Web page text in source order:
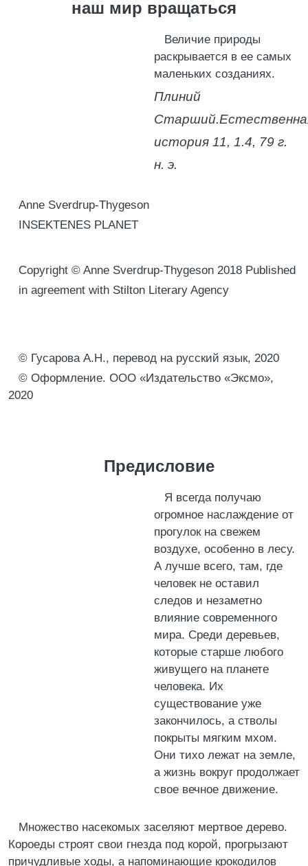
наш мир вращаться
Величие природы
раскрывается в ее самых
маленьких созданиях.
Плиний
Старший.
история 11, 1.4, 79 г.
н. э.
Anne Sverdrup-Thygeson
INSEKTENES PLANET
Copyright © Anne Sverdrup-Thygeson 2018 Published
in agreement with Stilton Literary Agency
© Гусарова А.Н., перевод на русский язык, 2020
© Оформление. ООО «Издательство «Эксмо»,
2020
Предисловие
Я всегда получаю
огромное наслаждение от
прогулок на свежем
воздухе, особенно в лесу.
А лучше всего, там, где
человек не оставил
следов и незаметно
влияние современного
мира. Среди деревьев,
которые старше любого
живущего на планете
человека. Их
существование уже
закончилось, а стволы
покрыты мягким мхом.
Они тихо лежат на земле,
а жизнь вокруг продолжает
свое вечное движение.
Множество насекомых заселяют мертвое дерево.
Короеды cтроят свои гнезда под корой, прогрызают
причудливые ходы, а напоминающие крокодилов